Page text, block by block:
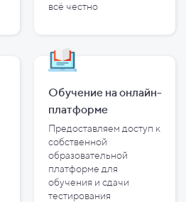
всё честно
Обучение на онлайн-
платформе
Предоставляем доступ к
собственной
образовательной
платформе для
обучения и сдачи
тестирования